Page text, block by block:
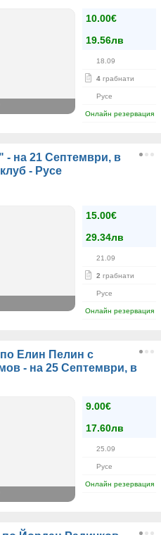
10.00€
19.56лв
18.09
4 грабнати
Русе
Онлайн резервация
- на 21 Септември, в
- Русе
15.00€
29.34лв
21.09
2 грабнати
Русе
Онлайн резервация
Елин Пелин с
- на 25 Септември, в
9.00€
17.60лв
25.09
Русе
Онлайн резервация